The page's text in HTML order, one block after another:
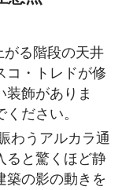
がる階段の天井
コ・トレドが修
装飾がありま
ださい。
わうアルカラ通
ると驚くほど静
築の影の動きを